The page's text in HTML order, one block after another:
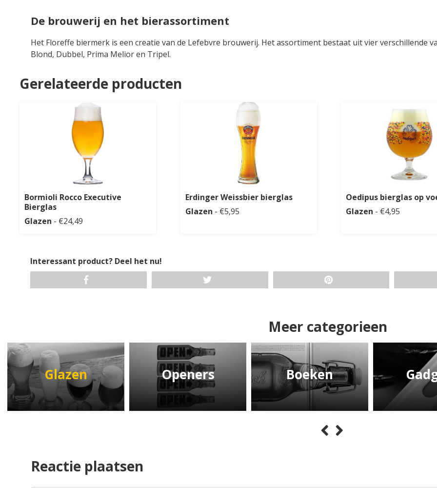
De brouwerij en het bierassortiment
Het Floreffe biermerk is een creatie van de Lefebvre brouwerij. Het assortiment bestaat uit vier verschillende
Blond, Dubbel, Prima Melior en Tripel.
Gerelateerde producten
Bormioli Rocco Executive
Bierglas
Glazen - €24,49
Erdinger Weissbier bierglas
Glazen - €5,95
Oedipus bierglas op
Glazen - €4,95
Interessant product? Deel het nu!
Meer categorieen
Glazen Openers Boeken
Reactie plaatsen